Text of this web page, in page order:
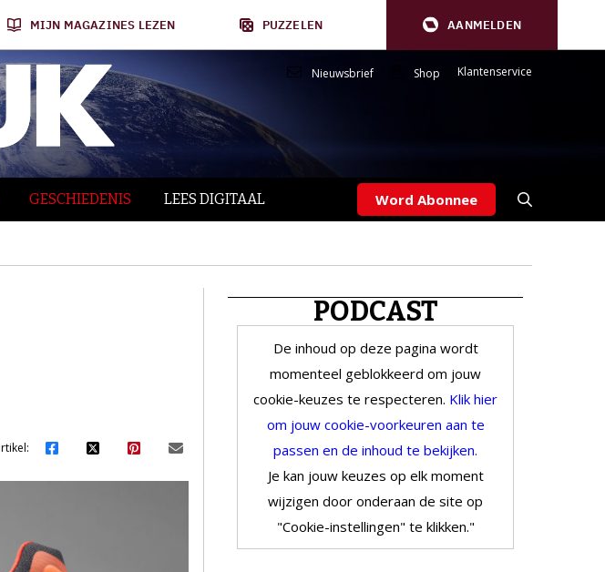
MIJN MAGAZINES LEZEN PUZZELEN AANMELDEN
Nieuwsbrief Shop Klantenservice
GESCHIEDENIS LEES DIGITAAL Word Abonnee
PODCAST
De inhoud op deze pagina wordt
momenteel geblokkeerd om jouw
cookie-keuzes te respecteren. Klik hier
om jouw cookie-voorkeuren aan te
passen en de inhoud te bekijken.
Je kan jouw keuzes op elk moment
wijzigen door onderaan de site op
"Cookie-instellingen" te klikken."